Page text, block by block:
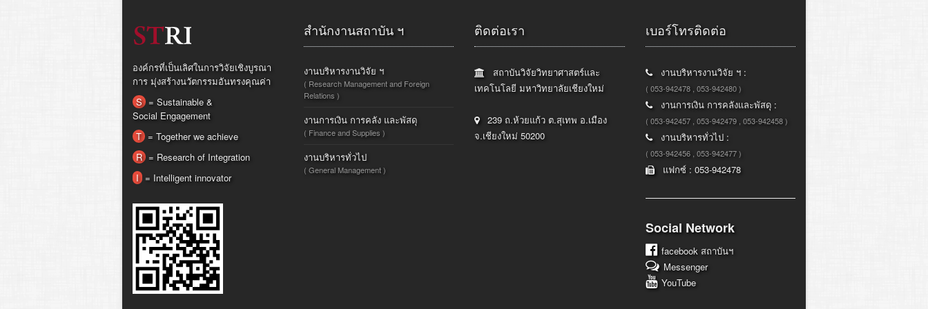
องค์กรที่เป็นเลิศในการวิจัยเชิงบูรณา
การ มุ่งสร้างนวัตกรรมอันทรงคุณค่า
S = Sustainable &
Social Engagement
T = Together we achieve
R = Research of Integration
I = Intelligent innovator
สำนักงานสถาบัน ฯ
งานบริหารงานวิจัย ฯ
( Research Management and Foreign
Relations )
งานการเงิน การคลัง และพัสดุ
( Finance and Supplies )
งานบริหารทั่วไป
( General Management )
ติดต่อเรา
สถาบันวิจัยวิทยาศาสตร์และ
เทคโนโลยี มหาวิทยาลัยเชียงใหม่
239 ถ.ห้วยแก้ว ต.สุเทพ อ.เมือง
จ.เชียงใหม่ 50200
เบอร์โทรติดต่อ
งานบริหารงานวิจัย ฯ :
( 053-942478 , 053-942480 )
งานการเงิน การคลังและพัสดุ :
( 053-942457 , 053-942479 , 053-942458 )
งานบริหารทั่วไป :
( 053-942456 , 053-942477 )
แฟกซ์ : 053-942478
Social Network
facebook สถาบันฯ
Messenger
YouTube